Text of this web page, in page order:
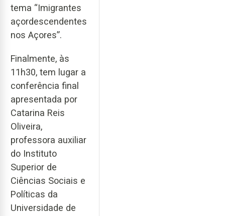
tema “Imigrantes
açordescendentes
nos Açores”.
Finalmente, às
11h30, tem lugar a
conferência final
apresentada por
Catarina Reis
Oliveira,
professora auxiliar
do Instituto
Superior de
Ciências Sociais e
Políticas da
Universidade de